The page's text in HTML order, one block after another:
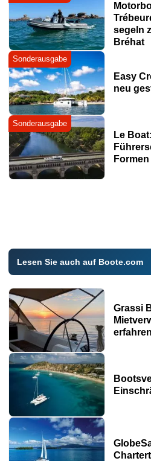
segeln
Bréhat
Sonderausgabe
Easy
neu
Sonderausgabe
Le
Formen
Lesen Sie auch auf Boote.com
Grassi